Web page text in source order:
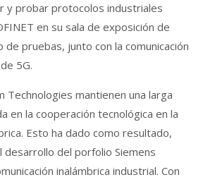
y probar protocolos industriales
en su sala de exposición de
pruebas, junto con la comunicación
5G.
Technologies mantienen una larga
en la cooperación tecnológica en la
Esto ha dado como resultado,
del porfolio Siemens
inalámbrica industrial. Con